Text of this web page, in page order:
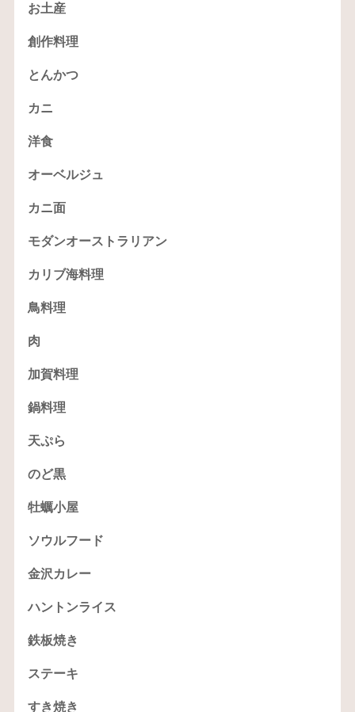
お土産
創作料理
とんかつ
カニ
洋食
オーベルジュ
カニ面
モダンオーストラリアン
カリブ海料理
鳥料理
肉
加賀料理
鍋料理
天ぷら
のど黒
牡蠣小屋
ソウルフード
金沢カレー
ハントンライス
鉄板焼き
ステーキ
すき焼き